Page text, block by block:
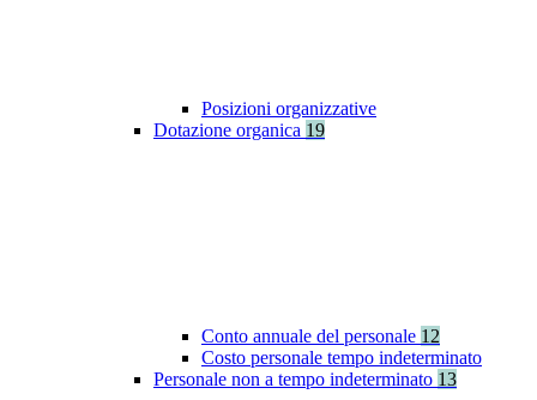
Posizioni organizzative
Dotazione organica 19
Conto annuale del personale 12
Costo personale tempo indeterminato
Personale non a tempo indeterminato 13